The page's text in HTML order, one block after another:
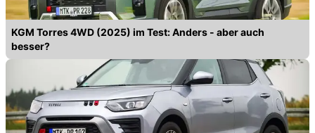
KGM Torres 4WD (2025) im Test: Anders - aber auch
besser?